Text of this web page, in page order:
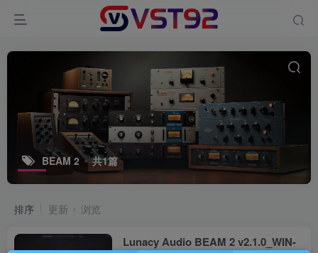
BEAM 2 共1篇
排序 更新 浏览
Lunacy Audio BEAM 2 v2.1.0_WIN-